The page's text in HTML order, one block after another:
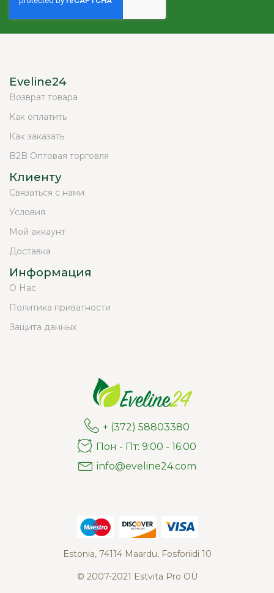
Eveline24
Возврат товара
Как оплатить
Как заказать
B2B Оптовая торговля
Клиенту
Связаться с нами
Условия
Мой аккаунт
Доставка
Информация
О Нас
Политика приватности
Защита данных
+ (372) 58803380
Пон - Пт: 9:00 - 16:00
info@eveline24.com
Estonia, 74114 Maardu, Fosforiidi 10
© 2007-2021 Estvita Pro OÜ